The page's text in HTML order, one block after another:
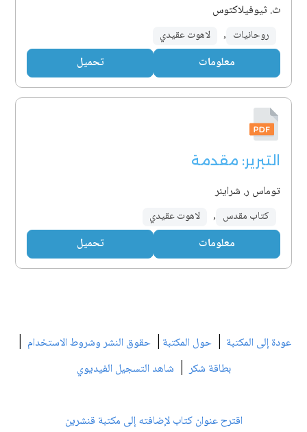
ث. ثيوفيلاكتوس
روحانيات , لاهوت عقيدي
معلومات تحميل
التبرير: مقدمة
توماس ر. شراينر
كتاب مقدس , لاهوت عقيدي
معلومات تحميل
عودة إلى المكتبة | حول المكتبة | حقوق النشر وشروط الاستخدام |
بطاقة شكر| شاهد التسجيل الفيديوي
اقترح عنوان كتاب لإضافته إلى مكتبة قنشرين